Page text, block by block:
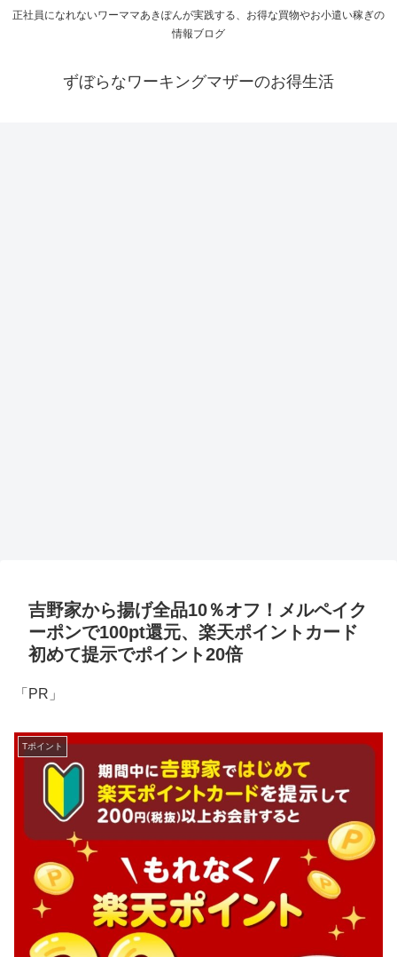
正社員になれないワーママあきぽんが実践する、お得な買物やお小遣い稼ぎの
情報ブログ
ずぼらなワーキングマザーのお得生活
吉野家から揚げ全品10％オフ！メルペイク
ーポンで100pt還元、楽天ポイントカード
初めて提示でポイント20倍
「PR」
Tポイント